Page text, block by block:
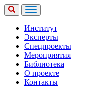
Институт
Эксперты
Спецпроекты
Мероприятия
Библиотека
О проекте
Контакты